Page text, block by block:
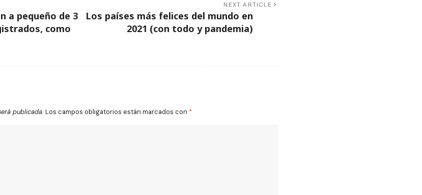
a pequeño de 3
como
NEXT ARTICLE
Los países más felices del mundo en
2021 (con todo y pandemia)
publicada. Los campos obligatorios están marcados con *